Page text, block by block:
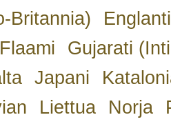
Britannia)
Flaami
Gujarati
Japani
Liettua Norja